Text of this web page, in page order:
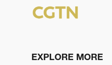
EXPLORE MORE